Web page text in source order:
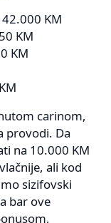
42.000 KM
KM
KM
carinom,
provodi. Da
na 10.000 KM
ali kod
sizifovski
bar ove